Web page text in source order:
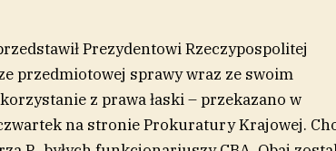
Prezydentowi Rzeczypospolitej
przedmiotowej sprawy wraz ze swoim
z prawa łaski – przekazano w
na stronie Prokuratury Krajowej.